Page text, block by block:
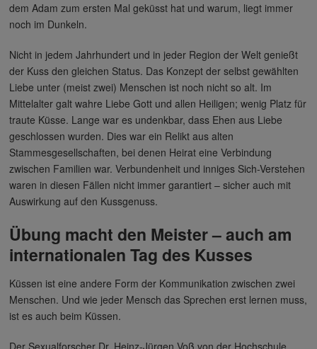
dem Adam zum ersten Mal geküsst hat und warum, liegt immer
noch im Dunkeln.
Nicht in jedem Jahrhundert und in jeder Region der Welt genießt
der Kuss den gleichen Status. Das Konzept der selbst gewählten
Liebe unter (meist zwei) Menschen ist noch nicht so alt. Im
Mittelalter galt wahre Liebe Gott und allen Heiligen; wenig Platz für
traute Küsse. Lange war es undenkbar, dass Ehen aus Liebe
geschlossen wurden. Dies war ein Relikt aus alten
Stammesgesellschaften, bei denen Heirat eine Verbindung
zwischen Familien war. Verbundenheit und inniges Sich-Verstehen
waren in diesen Fällen nicht immer garantiert – sicher auch mit
Auswirkung auf den Kussgenuss.
Übung macht den Meister – auch am
internationalen Tag des Kusses
Küssen ist eine andere Form der Kommunikation zwischen zwei
Menschen. Und wie jeder Mensch das Sprechen erst lernen muss,
ist es auch beim Küssen.